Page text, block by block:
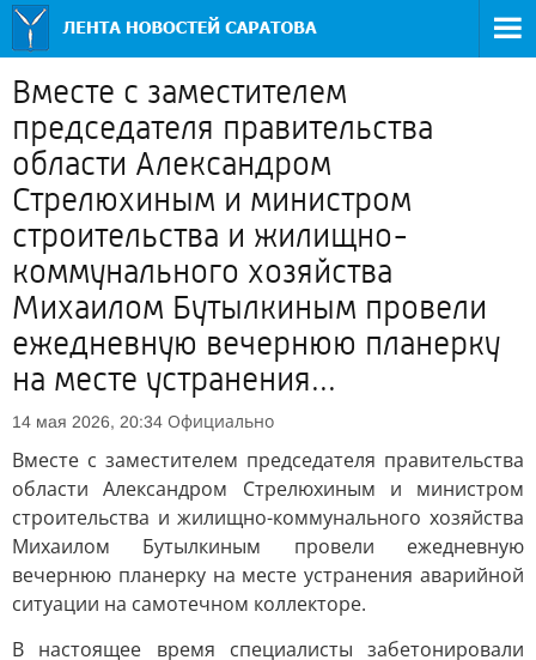
Вместе с заместителем
председателя правительства
области Александром
Стрелюхиным и министром
строительства и жилищно-
коммунального хозяйства
Михаилом Бутылкиным провели
ежедневную вечернюю планерку
на месте устранения...
14 мая 2026, 20:34 Официально
Вместе с заместителем председателя правительства
области Александром Стрелюхиным и министром
строительства и жилищно-коммунального хозяйства
Михаилом Бутылкиным провели ежедневную
вечернюю планерку на месте устранения аварийной
ситуации на самотечном коллекторе.
В настоящее время специалисты забетонировали